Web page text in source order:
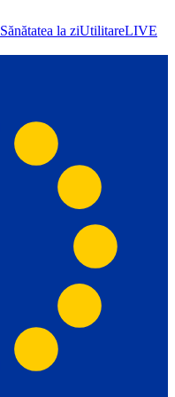
Sănătatea la ziUtilitareLIVE